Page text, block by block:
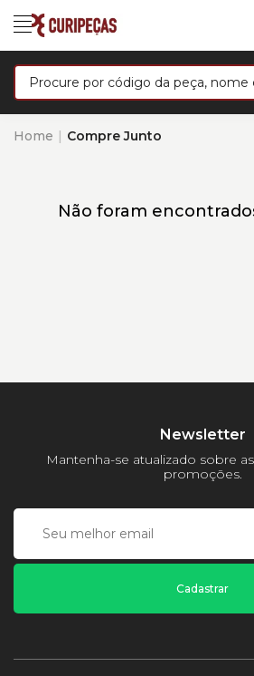
Home Compre Junto
Não foram
Newsletter
Mantenha-se atualizado sobre
promoções.
Cadastrar